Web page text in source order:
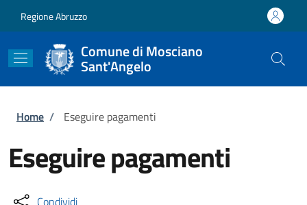
Regione Abruzzo
Comune di Mosciano
Sant'Angelo
Briciole di pane
Home / Eseguire pagamenti
Eseguire pagamenti
Condividi